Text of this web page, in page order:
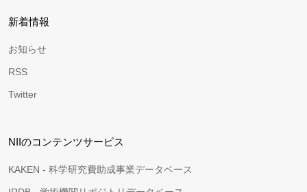
新着情報
お知らせ
RSS
Twitter
NIIのコンテンツサービス
KAKEN - 科学研究費助成事業データベース